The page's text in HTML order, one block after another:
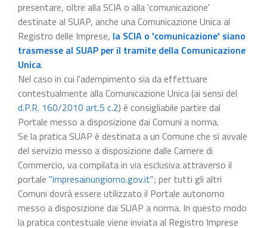
presentare, oltre alla SCIA o alla 'comunicazione'
destinate al SUAP, anche una Comunicazione Unica al
Registro delle Imprese, la SCIA o 'comunicazione' siano
trasmesse al SUAP per il tramite della Comunicazione
Unica.
Nel caso in cui l'adempimento sia da effettuare
contestualmente alla Comunicazione Unica (ai sensi del
d.P.R. 160/2010 art.5 c.2) è consigliabile partire dal
Portale messo a disposizione dai Comuni a norma.
Se la pratica SUAP è destinata a un Comune che si avvale
del servizio messo a disposizione dalle Camere di
Commercio, va compilata in via esclusiva attraverso il
portale "impresainungiorno.gov.it"; per tutti gli altri
Comuni dovrà essere utilizzato il Portale autonomo
messo a disposizione dai SUAP a norma. In questo modo
la pratica contestuale viene inviata al Registro Imprese